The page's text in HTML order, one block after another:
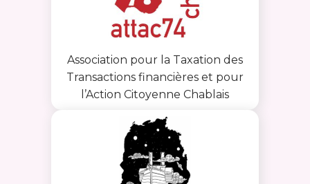
Association pour la Taxation des
Transactions financières et pour
l’Action Citoyenne Chablais